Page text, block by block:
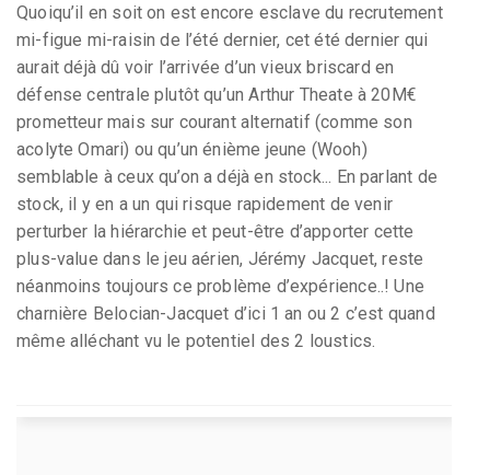
Quoiqu’il en soit on est encore esclave du recrutement
mi-figue mi-raisin de l’été dernier, cet été dernier qui
aurait déjà dû voir l’arrivée d’un vieux briscard en
défense centrale plutôt qu’un Arthur Theate à 20M€
prometteur mais sur courant alternatif (comme son
acolyte Omari) ou qu’un énième jeune (Wooh)
semblable à ceux qu’on a déjà en stock... En parlant de
stock, il y en a un qui risque rapidement de venir
perturber la hiérarchie et peut-être d’apporter cette
plus-value dans le jeu aérien, Jérémy Jacquet, reste
néanmoins toujours ce problème d’expérience..! Une
charnière Belocian-Jacquet d’ici 1 an ou 2 c’est quand
même alléchant vu le potentiel des 2 loustics.